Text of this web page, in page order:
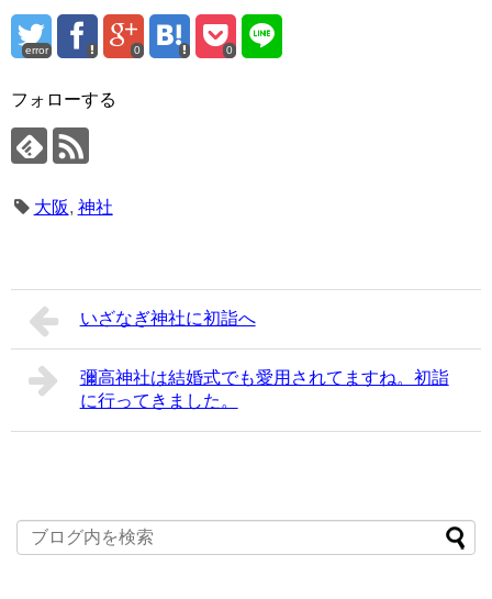
error 0 0
フォローする
大阪, 神社
いざなぎ神社に初詣へ
彌高神社は結婚式でも愛用されてますね。初詣
に行ってきました。